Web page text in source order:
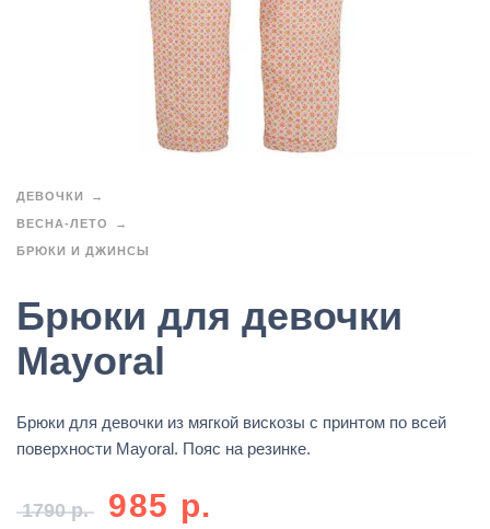
ДЕВОЧКИ
ВЕСНА-ЛЕТО
БРЮКИ И ДЖИНСЫ
Брюки для девочки
Mayoral
Брюки для девочки из мягкой вискозы с принтом по всей
поверхности Mayoral. Пояс на резинке.
1790р. 985 р.